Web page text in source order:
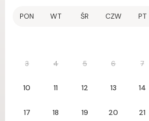
PON WT ŚR CZW PT
3 4 5 6 7
10 11 12 13 14
17 18 19 20 21